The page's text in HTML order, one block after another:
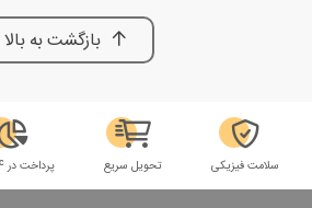
بازگشت به بالا
سلامت فیزیکی تحویل سریع پرداخت در 4 قسط